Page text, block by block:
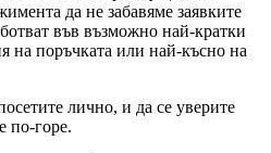
да не забавяме заявките
във възможно най-кратки
на поръчката или най-късно на
лично, и да се уверите
по-горе.